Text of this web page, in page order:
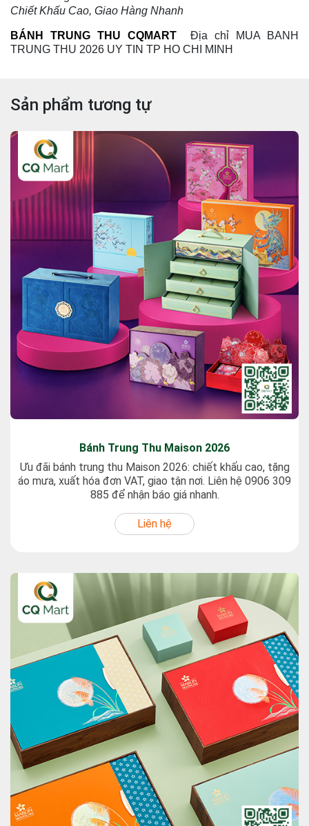
Bánh Trung Thu Maison 2026
Ưu đãi bánh trung thu Maison 2026: chiết khấu cao, tặng
Liên hệ
Bánh Trung Thu Maison - Dịu Dàng 1
Bánh Trung Thu Maison - Hộp Dịu Dàng 1 chiết khấu hấp
Hotline: 0906309885